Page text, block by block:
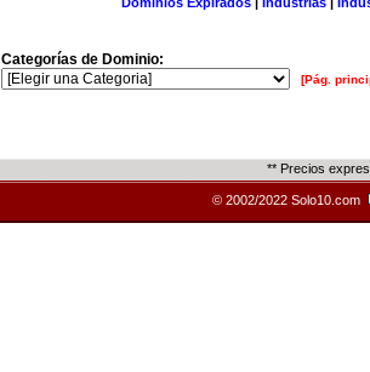
Categorías de Dominio:
[Pág.
** Precios
© 2002/2022 Solo10.com